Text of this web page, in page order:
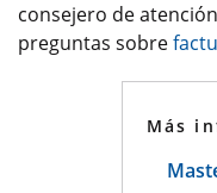
Más
consejero de
preguntas sobre